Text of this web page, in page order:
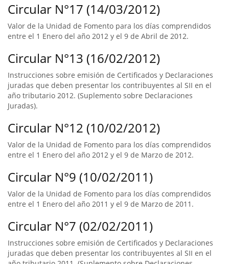
Circular N°17 (14/03/2012)
Valor de la Unidad de Fomento para los días comprendidos
entre el 1 Enero del año 2012 y el 9 de Abril de 2012.
Circular N°13 (16/02/2012)
Instrucciones sobre emisión de Certificados y Declaraciones
juradas que deben presentar los contribuyentes al SII en el
año tributario 2012. (Suplemento sobre Declaraciones
Juradas).
Circular N°12 (10/02/2012)
Valor de la Unidad de Fomento para los días comprendidos
entre el 1 Enero del año 2012 y el 9 de Marzo de 2012.
Circular N°9 (10/02/2011)
Valor de la Unidad de Fomento para los días comprendidos
entre el 1 Enero del año 2011 y el 9 de Marzo de 2011.
Circular N°7 (02/02/2011)
Instrucciones sobre emisión de Certificados y Declaraciones
juradas que deben presentar los contribuyentes al SII en el